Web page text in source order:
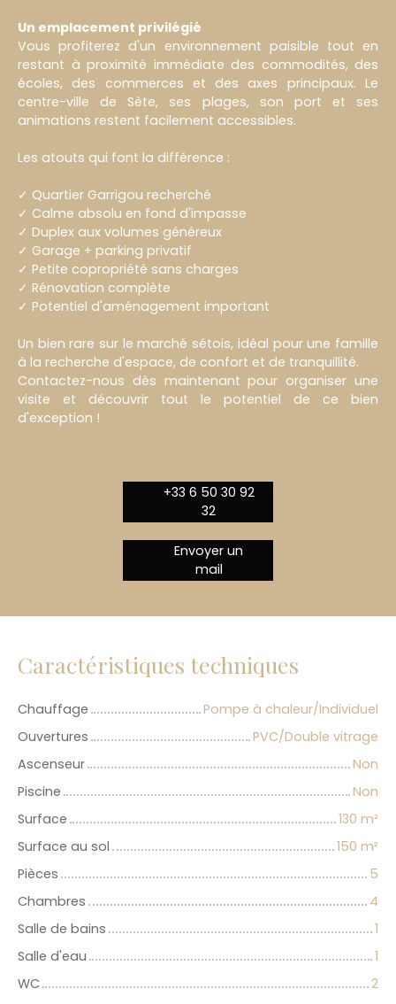
Un emplacement privilégié
Vous profiterez d'un environnement paisible tout en
restant à proximité immédiate des commodités, des
écoles, des commerces et des axes principaux. Le
centre-ville de Sète, ses plages, son port et ses
animations restent facilement accessibles.
Les atouts qui font la différence :
✓ Quartier Garrigou recherché
✓ Calme absolu en fond d'impasse
✓ Duplex aux volumes généreux
✓ Garage + parking privatif
✓ Petite copropriété sans charges
✓ Rénovation complète
✓ Potentiel d'aménagement important
Un bien rare sur le marché sétois, idéal pour une famille
à la recherche d'espace, de confort et de tranquillité.
Contactez-nous dès maintenant pour organiser une
visite et découvrir tout le potentiel de ce bien
d'exception !
+33 6 50 30 92
32
Envoyer un
mail
Caractéristiques techniques
Chauffage
Pompe à chaleur/Individuel
Ouvertures
PVC/Double vitrage
Ascenseur
Non
Piscine
Non
Surface
130 m²
Surface au sol
150 m²
Pièces
5
Chambres
4
Salle de bains
1
Salle d'eau
1
WC
2